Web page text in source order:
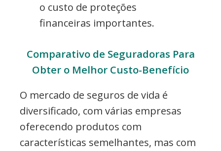
o custo de proteções
financeiras importantes.
Comparativo de Seguradoras Para
Obter o Melhor Custo-Benefício
O mercado de seguros de vida é
diversificado, com várias empresas
oferecendo produtos com
características semelhantes, mas com